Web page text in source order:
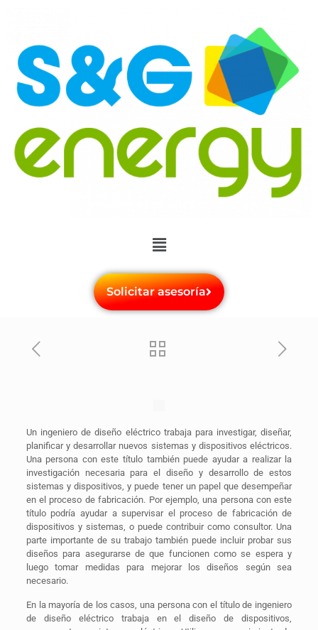
Solicitar asesoría
Un ingeniero de diseño eléctrico trabaja para investigar, diseñar,
planificar y desarrollar nuevos sistemas y dispositivos eléctricos.
Una persona con este título también puede ayudar a realizar la
investigación necesaria para el diseño y desarrollo de estos
sistemas y dispositivos, y puede tener un papel que desempeñar
en el proceso de fabricación. Por ejemplo, una persona con este
título podría ayudar a supervisar el proceso de fabricación de
dispositivos y sistemas, o puede contribuir como consultor. Una
parte importante de su trabajo también puede incluir probar sus
diseños para asegurarse de que funcionen como se espera y
luego tomar medidas para mejorar los diseños según sea
necesario.
En la mayoría de los casos, una persona con el título de ingeniero
de diseño eléctrico trabaja en el diseño de dispositivos,